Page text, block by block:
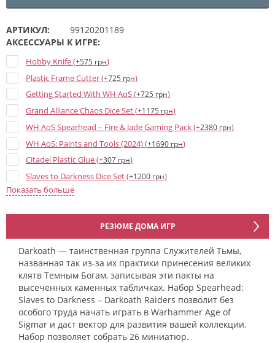
АРТИКУЛ:
99120201189
АКСЕССУАРЫ К ИГРЕ:
Hobby Knife (+575 грн)
Plastic Frame Cutter (+725 грн)
Getting Started With WH AoS (+725 грн)
Grand Alliance Chaos Dice Set (+1175 грн)
WH AoS Spearhead – Fire & Jade Gaming Pack (+2380 грн)
WH AoS: Paints and Tools (2024) (+1690 грн)
Citadel Plastic Glue (+307 грн)
Slaves to Darkness Dice Set (+1200 грн)
Stormvault Combat Case (
WH AoS Dominion of Sigmar: Timeworn Ruins (
Warhammer Battle Figure Case (+4270 грн)
WH AoS Awakened Wyldwood ( +2455 грн
WH AoS Spearhead: City of Ash Gaming Pack (+2885 грн
Показать больше
РЕЗЮМЕ ДОМА ИГР
Darkoath — таинственная группа Служителей Тьмы,
названная так из-за их практики принесения великих
клятв Темным Богам, записывая эти пакты на
высеченных каменных табличках. Набор Spearhead:
Slaves to Darkness – Darkoath Raiders позволит без
особого труда начать играть в Warhammer Age of
Sigmar и даст вектор для развития вашей коллекции.
Набор позволяет собрать 26 миниатюр.